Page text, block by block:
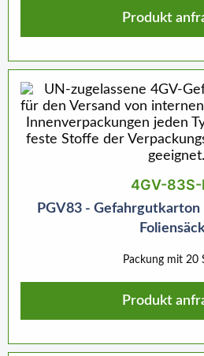
Produkt
4GV-83S-
PGV83 - Gefahrgutkarton
Packung mit 20
Produkt